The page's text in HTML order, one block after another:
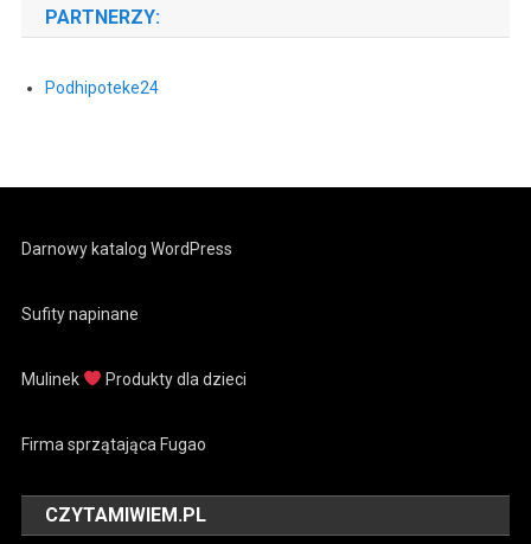
PARTNERZY:
Podhipoteke24
Darnowy katalog WordPress
Sufity napinane
Mulinek Produkty dla dzieci
Firma sprzątająca Fugao
CZYTAMIWIEM.PL